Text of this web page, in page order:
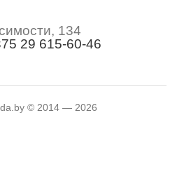
134
29 615-60-46
© 2014 — 2026